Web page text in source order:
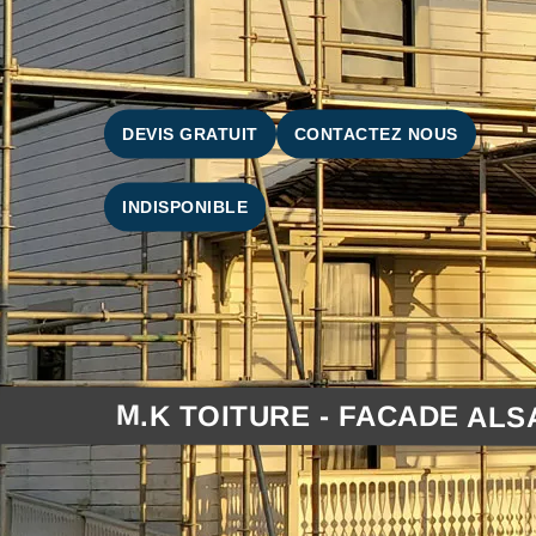
DEVIS GRATUIT CONTACTEZ NOUS
INDISPONIBLE
M.K TOITURE - FACADE